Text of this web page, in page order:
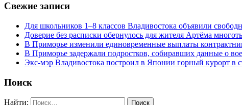
Свежие записи
Для школьников 1–8 классов Владивостока объявили
Доверие без расписки обернулось для жителя Артёма
В Приморье изменили единовременные выплаты
В Приморье задержали подростков, собиравших данные о
Экс-мэр Владивостока построил в Японии горный курорт в
Поиск
Найти: